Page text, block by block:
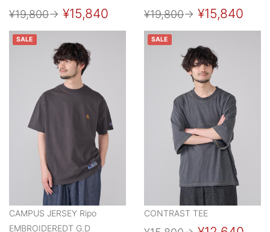
¥19,800→ ¥15,840 ¥19,800→ ¥15,840
SALE
CAMPUS JERSEY Ripo
EMBROIDEREDT G.D
SALE
CONTRAST TEE